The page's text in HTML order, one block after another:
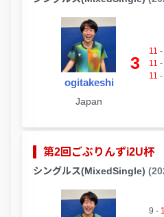
ogitakeshi
Japan
3
11 -
11 -
11 -
第2回ごぶりんずi2U杯
シングルス(MixedSingle)
9 -